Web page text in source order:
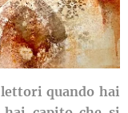
quando hai